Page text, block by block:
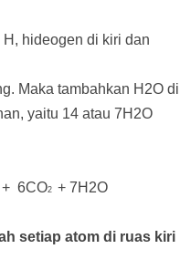
hideogen di kiri dan
Maka tambahkan H2O di
yaitu 14 atau 7H2O
+ 6CO2 + 7H2O
setiap atom di ruas kiri